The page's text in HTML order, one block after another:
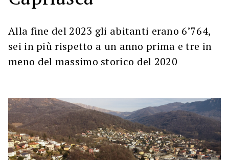
Alla fine del 2023 gli abitanti erano 6’764,
sei in più rispetto a un anno prima e tre in
meno del massimo storico del 2020